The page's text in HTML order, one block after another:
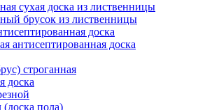
сухая доска из лиственницы
брусок из лиственницы
доска
антисептированная доска
строганная
доска
пола)